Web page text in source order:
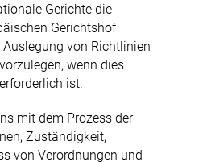
Gerichte die
Gerichtshof
von Richtlinien
wenn dies
ist.
mit dem Prozess der
Zuständigkeit,
von Verordnungen und